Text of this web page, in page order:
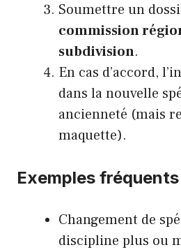
Soumettre un
commission
subdivision.
En cas d’accord,
dans la nouvelle
ancienneté (mais
maquette).
Exemples fréquents
Changement de
discipline plus ou